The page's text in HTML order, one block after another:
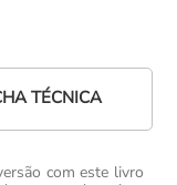
TÉCNICA
com este livro